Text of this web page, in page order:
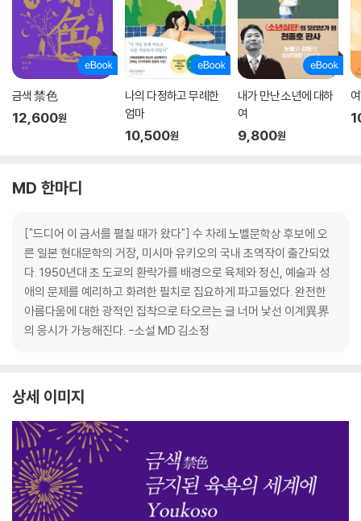
금색 禁色
12,600원
나의 다정하고 무례한
엄마
10,500원
내가 만난 소년에 대하
여
9,800원
MD 한마디
["드디어 이 금서를 펼칠 때가 왔다"] 수 차례 노벨문학상 후보에 오
른 일본 현대문학의 거장, 미시마 유키오의 국내 초역작이 출간되었
다. 1950년대 초 도쿄의 환락가를 배경으로 육체와 정신, 예술과 성
애의 문제를 예리하고 화려한 필치로 집요하게 파고들었다. 완전한
아름다움에 대한 광적인 집착으로 타오르는 글 너머 낯선 이계異界
의 응시가 가능해진다. -소설 MD 김소정
상세 이미지